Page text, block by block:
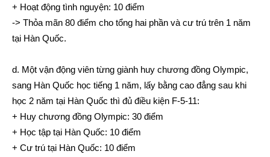
+ Hoạt động tình nguyện: 10 điểm
-> Thỏa mãn 80 điểm cho tổng hai phần và cư trú trên 1 năm
tại Hàn Quốc.
d. Một vận động viên từng giành huy chương đồng Olympic,
sang Hàn Quốc học tiếng 1 năm, lấy bằng cao đẳng sau khi
học 2 năm tại Hàn Quốc thì đủ điều kiện F-5-11:
+ Huy chương đồng Olympic: 30 điểm
+ Học tập tại Hàn Quốc: 10 điểm
+ Cư trú tại Hàn Quốc: 10 điểm